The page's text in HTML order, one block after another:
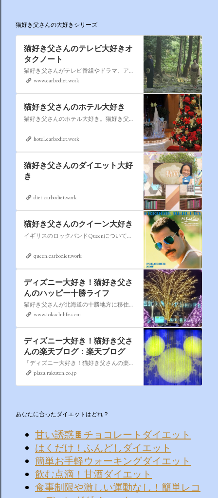
猫好き父さんの大好きシリーズ
猫好き父さんのテレビ大好きオ
タクノート
猫好き父さんがテレビ番組やドラマ、アニメ、特撮ヒーロー,そしてダイエットについて書いたブログです。
www.carbodiet.work
猫好き父さんのホテル大好き
猫好き父さんのホテル大好き。猫好き父さんが宿泊したホテルの情報を徒然なるままに書いていきます。
hotel.carbodiet.work
猫好き父さんのダイエット大好
き
diet.carbodiet.work
猫好き父さんのクイーン大好き
イギリスのロックバンドQueenについての情報をアップします。
queen.carbodiet.work
ディズニー大好き！猫好き父さ
んのハッピー十勝ライフ
猫好き父さんが北海道の十勝地方に移住しました。なれない北海道の暮らしについてお伝えします。
www.tokachilife.com
ディズニー大好き！猫好き父さ
んの楽天ブログ：楽天ブログ
「ディズニー大好き！猫好き父さんの楽天ブログ」にようこそ！ いろんなブログサービスが廃止になるなか満を持して楽天ブログをはじめようと思います。 よろしくお願いいたします。
plaza.rakuten.co.jp
あなたに合ったダイエットはどれ？
甘い誘惑🍫チョコレートダイエット
はくだけ！ふんどしダイエット
簡単お手軽ウォーキングダイエット
飲む点滴！甘酒ダイエット
食事制限や激しい運動なし！簡単レコ